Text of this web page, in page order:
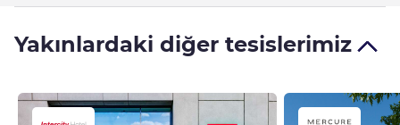
Yakınlardaki diğer tesislerimiz